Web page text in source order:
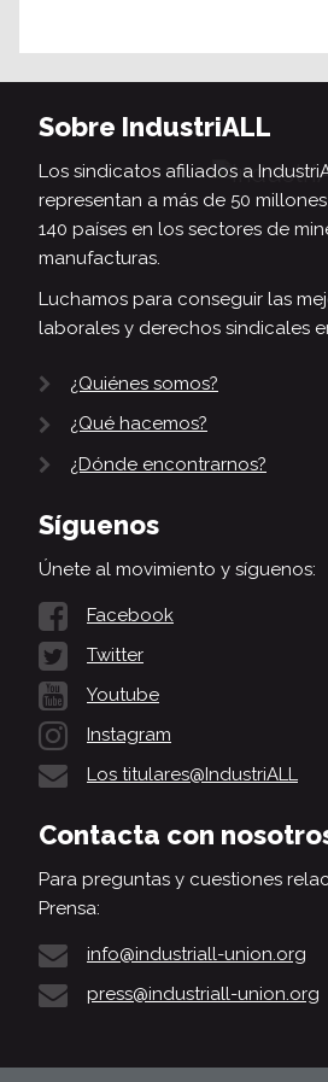
Sobre IndustriALL
Los sindicatos afiliados a
representan a más de 50
140 países en los sectores de
manufacturas.
Luchamos para conseguir las
laborales y derechos sindicales
¿Quiénes somos?
¿Qué hacemos?
¿Dónde encontrarnos?
Síguenos
Únete al movimiento y síguenos:
Facebook
Twitter
Youtube
Instagram
Los titulares@IndustriALL
Contacta con
Para preguntas y cuestiones
Prensa:
info@industriall-union.org
press@industriall-union.org